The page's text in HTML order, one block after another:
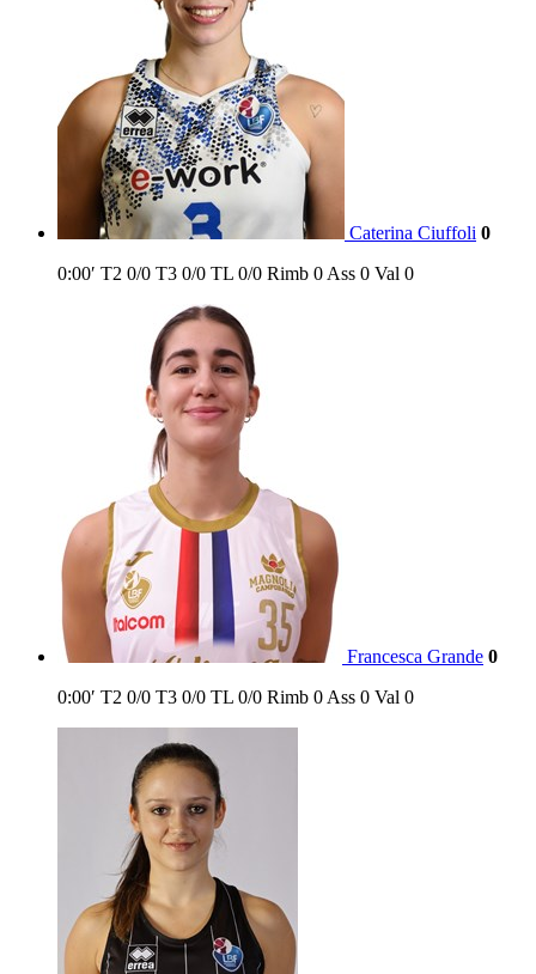
Caterina Ciuffoli 0
0:00′ T2 0/0 T3 0/0 TL 0/0 Rimb 0 Ass 0 Val 0
Francesca Grande 0
0:00′ T2 0/0 T3 0/0 TL 0/0 Rimb 0 Ass 0 Val 0